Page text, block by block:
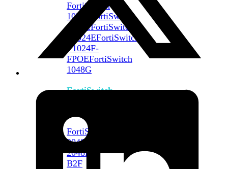
FortiSwitch
1024E
FortiSwitch
1048EFortiSwitch
T1024EFortiSwitch
T1024F-
FPOEFortiSwitch
1048G
FortiSwitch
FortiSwitch
2048F
2048F-
B2F